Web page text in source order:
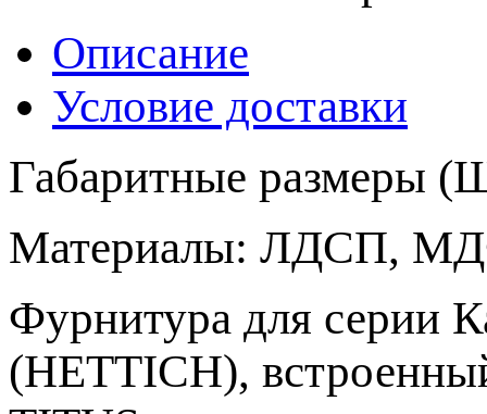
Описание
Условие доставки
Габаритные размеры
Материалы: ЛДСП,
Фурнитура для серии
(HETTICH),